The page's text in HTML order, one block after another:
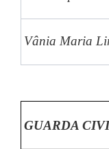
Vânia Maria
GUARDA